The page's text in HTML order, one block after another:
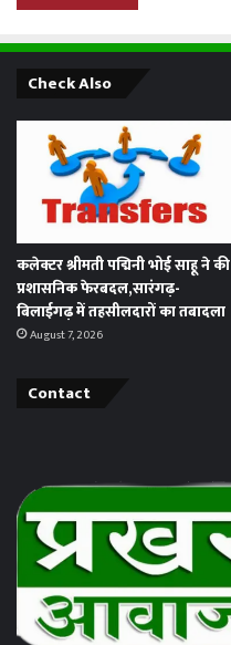
Check Also
कलेक्टर श्रीमती पद्मिनी भोई साहू ने की
प्रशासनिक फेरबदल,सारंगढ़-
बिलाईगढ़ में तहसीलदारों का तबादला
August 7, 2026
Contact